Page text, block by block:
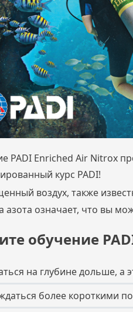
PADI Enriched Air Nitrox
курс PADI!
воздух, также
азота означает, что вы
обучение
на глубине дольше, а
более короткими